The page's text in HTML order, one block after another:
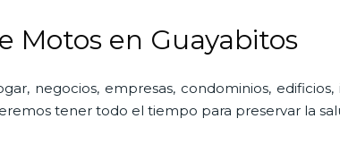
Motos en Guayabitos
negocios, empresas, condominios,
tener todo el tiempo para preservar la